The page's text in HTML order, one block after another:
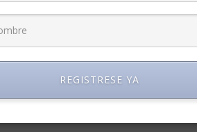
buenos
os
Del Dicho al Hecho
REGISTRESE YA